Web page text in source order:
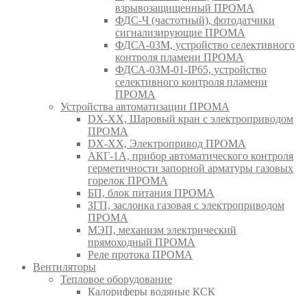
взрывозащищенный ПРОМА
ФДС-Ч (частотный), фотодатчики
сигнализирующие ПРОМА
ФДСА-03М, устройство селективного
контроля пламени ПРОМА
ФДСА-03М-01-IP65, устройство
селективного контроля пламени
ПРОМА
Устройства автоматизации ПРОМА
DX-XX, Шаровый кран c электроприводом
ПРОМА
DX-XX, Электропривод ПРОМА
АКГ-1А, прибор автоматического контроля
герметичности запорной арматуры газовых
горелок ПРОМА
БП, блок питания ПРОМА
ЗГП, заслонка газовая с электроприводом
ПРОМА
МЭП, механизм электрический
прямоходный ПРОМА
Реле протока ПРОМА
Вентиляторы
Тепловое оборудование
Калориферы водяные КСК